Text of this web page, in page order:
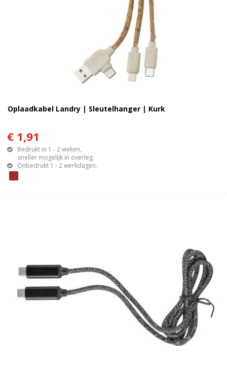
Oplaadkabel Landry | Sleutelhanger | Kurk
€ 1,91
Bedrukt in 1 - 2 weken,
sneller mogelijk in overleg.
Onbedrukt 1 - 2 werkdagen.